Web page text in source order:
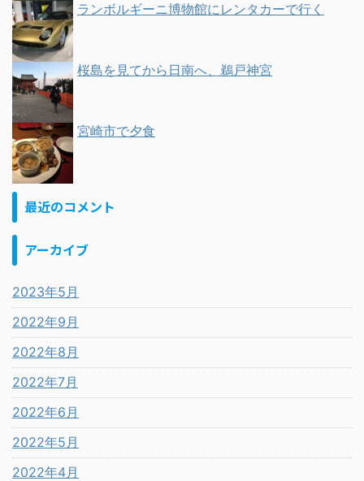
ランボルギーニ博物館にレンタカーで行く
桜島を見てから日南へ、鵜戸神宮
宮崎市で夕食
最近のコメント
アーカイブ
2023年5月
2022年9月
2022年8月
2022年7月
2022年6月
2022年5月
2022年4月